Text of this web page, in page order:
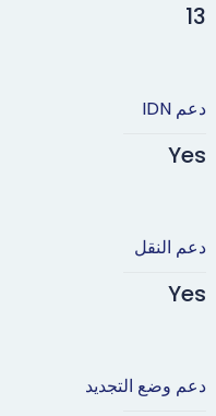
13
دعم IDN
Yes
دعم النقل
Yes
دعم وضع التجديد